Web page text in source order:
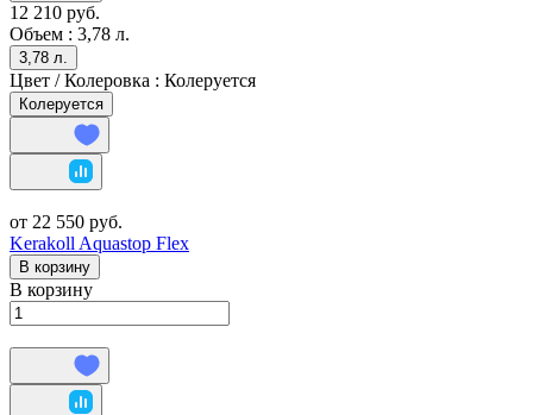
12 210 руб.
Объем : 3,78 л.
3,78 л.
Цвет / Колеровка : Колеруется
Колеруется
от 22 550 руб.
Kerakoll Aquastop Flex
В корзину
В корзину